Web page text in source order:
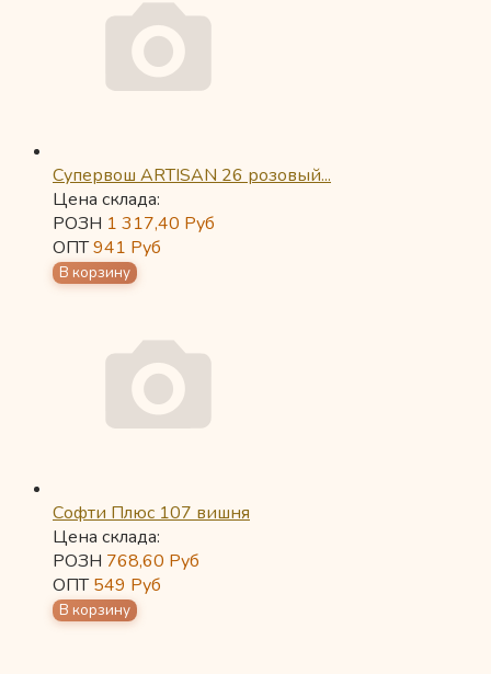
Супервош ARTISAN 26 розовый...
Цена склада:
РОЗН 1 317,40 Руб
ОПТ941 Руб
Софти Плюс 107 вишня
Цена склада:
РОЗН 768,60 Руб
ОПТ549 Руб